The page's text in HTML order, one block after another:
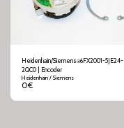
Heidenhain/Siemens⍟6FX2001-5JE24-
2QC0 | Encoder
Heidenhain / Siemens
0€